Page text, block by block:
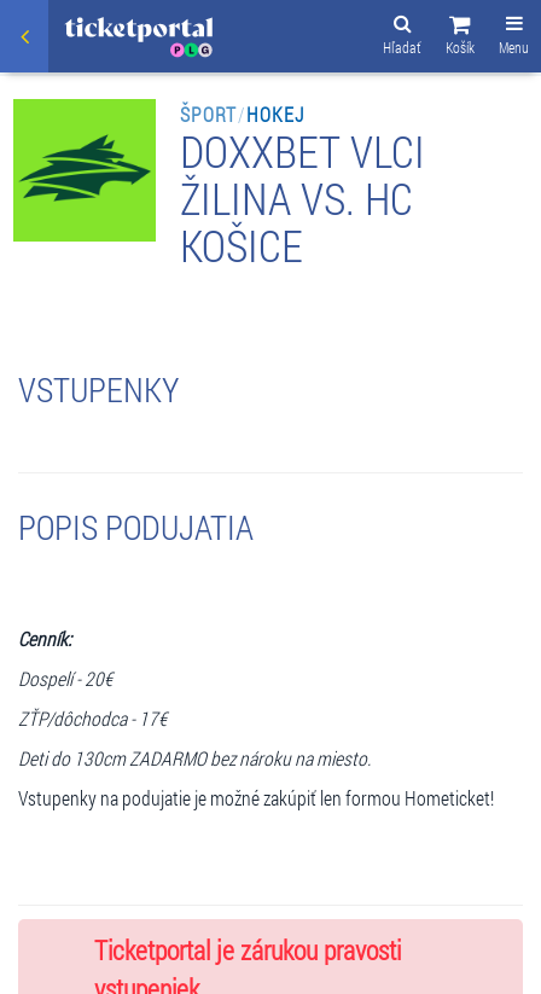
Menu
Košík
Hľadať
ŠPORT/HOKEJ
DOXXBET VLCI
ŽILINA VS. HC
KOŠICE
VSTUPENKY
POPIS PODUJATIA
Cenník:
Dospelí - 20€
ZŤP/dôchodca - 17€
Deti do 130cm ZADARMO bez nároku na miesto.
Vstupenky na podujatie je možné zakúpiť len formou Hometicket!
Ticketportal je zárukou pravosti